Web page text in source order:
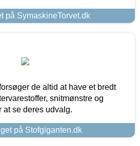
på SymaskineTorvet.dk
de altid at have et bredt
snitmønstre og
at se deres udvalg.
på Stofgiganten.dk